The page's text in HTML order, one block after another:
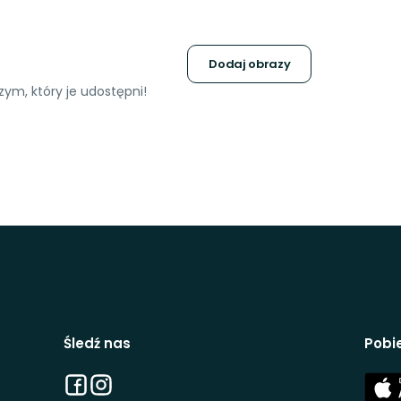
Dodaj obrazy
który je udostępni!
Śledź nas
Facebook
Instagram
App